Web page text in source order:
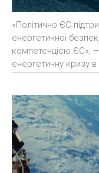
«Політично ЄС
енергетичної
компетенцією ЄС», –
енергетичну кризу в